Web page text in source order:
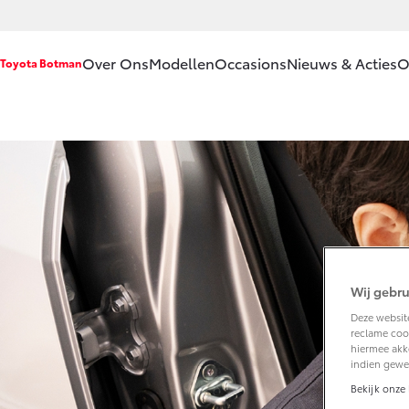
Toyota BotmanOver Ons
Ons bedrijf
Onze
medewerkers
Contact en
Route
Vacatures
Historie
Klantbeoordelingen
Klachtenprocedure
Modellen
HYBRIDE
Vanaf € 23.750,-
Corolla Hatchback
OccasionsNieuws & Acties
Wij
Deze
reclame
hiermee
indien
Bekijk onze